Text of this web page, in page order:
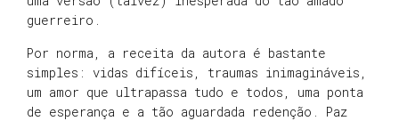
guerreiro.
Por norma, a receita da autora é bastante
simples: vidas difíceis, traumas inimagináveis,
um amor que ultrapassa tudo e todos, uma ponta
de esperança e a tão aguardada redenção. Paz